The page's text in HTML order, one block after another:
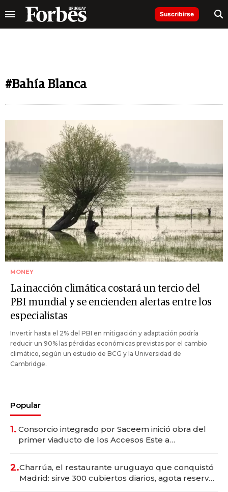
Suscribirse
#Bahía Blanca
MONEY
La inacción climática costará un tercio del
PBI mundial y se encienden alertas entre los
especialistas
Invertir hasta el 2% del PBI en mitigación y adaptación podría
reducir un 90% las pérdidas económicas previstas por el cambio
climático, según un estudio de BCG y la Universidad de
Cambridge.
Popular
1. Consorcio integrado por Saceem inició obra del
primer viaducto de los Accesos Este a
2.Charrúa, el restaurante uruguayo que conquistó
Madrid: sirve 300 cubiertos diarios, agota reservas